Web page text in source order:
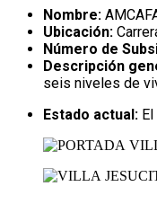
Nombre:
Ubicación:
Número de
Descripción
seis niveles de
Estado actual: